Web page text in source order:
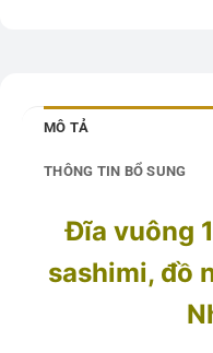
MÔ TẢ
THÔNG TIN BỔ SUNG
Đĩa vuông
sashimi, đồ